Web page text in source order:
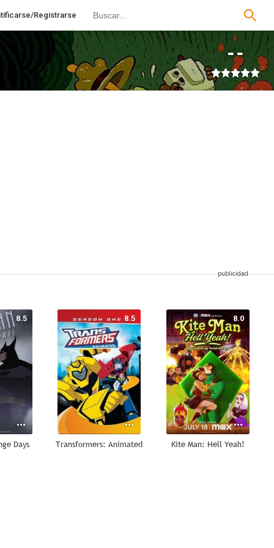
Registrarse
--
8.5
Days
8.5
Transformers: Animated
8.0
Kite Man: Hell Yeah!